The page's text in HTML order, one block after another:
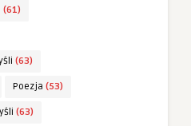
(61)
(63)
Poezja (53)
(63)